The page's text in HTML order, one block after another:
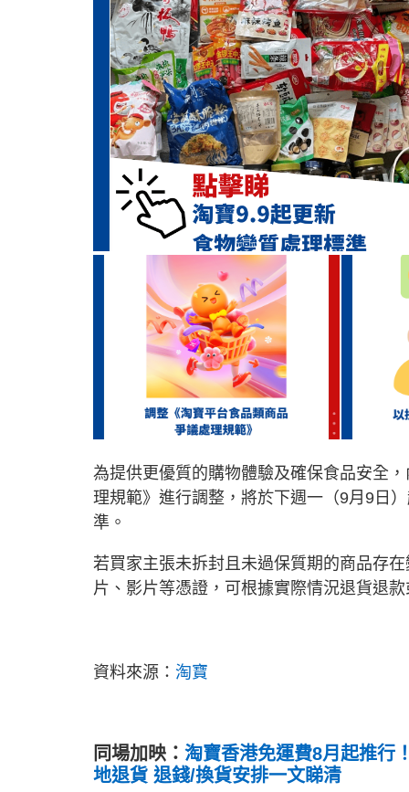
為提供更優質的購物體驗及確保食品安全
理規範》進行調整，將於下週一（9月9日
準。
若買家主張未拆封且未過保質期的商品存
片、影片等憑證，可根據實際情況退貨退
資料來源： 淘寶
同場加映： 淘寶香港免運費8月起推行
地退貨 退錢/換貨安排一文睇清